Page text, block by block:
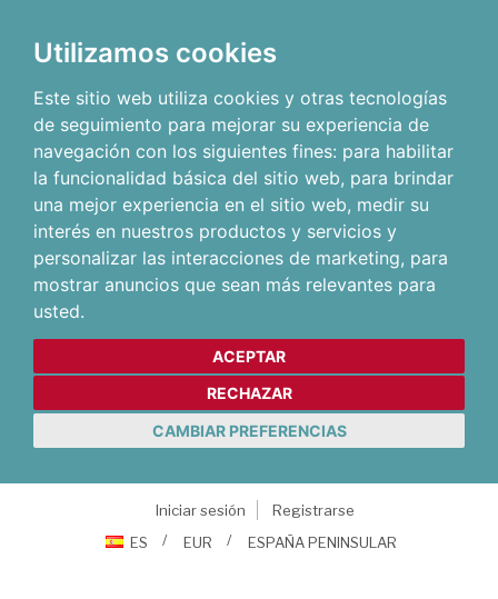
Utilizamos cookies
Este sitio web utiliza cookies y otras tecnologías
de seguimiento para mejorar su experiencia de
navegación con los siguientes fines: para habilitar
la funcionalidad básica del sitio web, para brindar
una mejor experiencia en el sitio web, medir su
interés en nuestros productos y servicios y
personalizar las interacciones de marketing, para
mostrar anuncios que sean más relevantes para
usted.
ACEPTAR
RECHAZAR
CAMBIAR PREFERENCIAS
Iniciar sesión
Registrarse
ES
EUR ESPAÑA PENINSULAR